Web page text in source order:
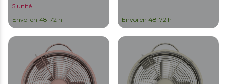
5 unité
Envoi en 48-72 h
Envoi en 48-72 h